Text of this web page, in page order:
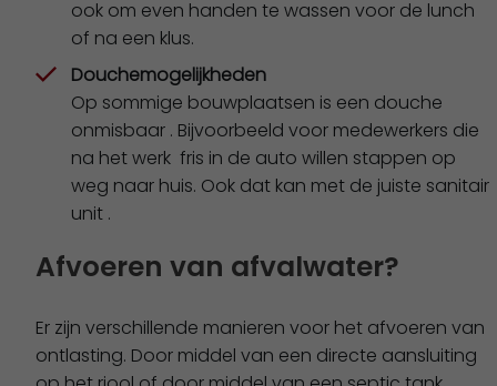
ook om even handen te wassen voor de lunch
of na een klus.
Douchemogelijkheden
Op sommige bouwplaatsen is een douche
onmisbaar . Bijvoorbeeld voor medewerkers die
na het werk fris in de auto willen stappen op
weg naar huis. Ook dat kan met de juiste sanitair
unit .
Afvoeren van afvalwater?
Er zijn verschillende manieren voor het afvoeren van
ontlasting. Door middel van een directe aansluiting